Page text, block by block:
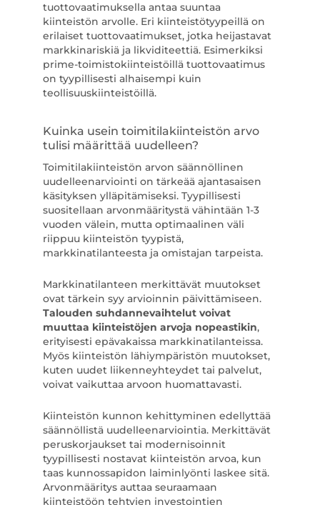
tuottovaatimuksella antaa suuntaa
kiinteistön arvolle. Eri kiinteistötyypeillä on
erilaiset tuottovaatimukset, jotka heijastavat
markkinariskiä ja likviditeettiä. Esimerkiksi
prime-toimistokiinteistöillä tuottovaatimus
on tyypillisesti alhaisempi kuin
teollisuuskiinteistöillä.
Kuinka usein toimitilakiinteistön arvo
tulisi määrittää uudelleen?
Toimitilakiinteistön arvon säännöllinen
uudelleenarviointi on tärkeää ajantasaisen
käsityksen ylläpitämiseksi. Tyypillisesti
suositellaan arvonmääritystä vähintään 1-3
vuoden välein, mutta optimaalinen väli
riippuu kiinteistön tyypistä,
markkinatilanteesta ja omistajan tarpeista.
Markkinatilanteen merkittävät muutokset
ovat tärkein syy arvioinnin päivittämiseen.
Talouden suhdannevaihtelut voivat
muuttaa kiinteistöjen arvoja nopeastikin,
erityisesti epävakaissa markkinatilanteissa.
Myös kiinteistön lähiympäristön muutokset,
kuten uudet liikenneyhteydet tai palvelut,
voivat vaikuttaa arvoon huomattavasti.
Kiinteistön kunnon kehittyminen edellyttää
säännöllistä uudelleenarviointia. Merkittävät
peruskorjaukset tai modernisoinnit
tyypillisesti nostavat kiinteistön arvoa, kun
taas kunnossapidon laiminlyönti laskee sitä.
Arvonmääritys auttaa seuraamaan
kiinteistöön tehtyjen investointien